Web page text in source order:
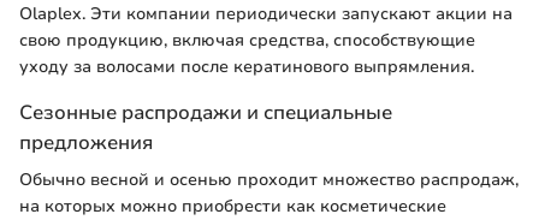
Olaplex. Эти компании периодически запускают акции на
свою продукцию, включая средства, способствующие
уходу за волосами после кератинового выпрямления.
Сезонные распродажи и специальные
предложения
Обычно весной и осенью проходит множество распродаж,
на которых можно приобрести как косметические